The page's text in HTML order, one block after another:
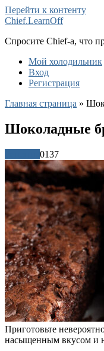
Перейти к контенту
Chief.LearnOff
Спросите Chief-а, что
Мой холодильник
Вход
Регистрация
Главная страница »
Шоколадные
0137
Приготовьте
насыщенным вкусом и